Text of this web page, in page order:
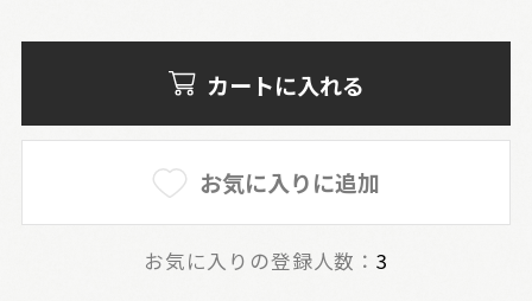
カートに入れる
お気に入りに追加
お気に入りの登録人数：3